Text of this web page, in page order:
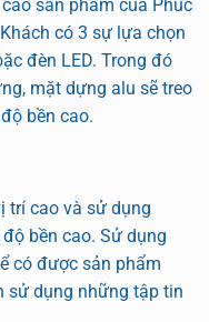
sản phẩm của Phúc
có 3 sự lựa chọn
đèn LED. Trong đó
mặt dựng alu sẽ treo
bền cao.
trí cao và sử dụng
bền cao. Sử dụng
có được sản phẩm
sử dụng những tập tin